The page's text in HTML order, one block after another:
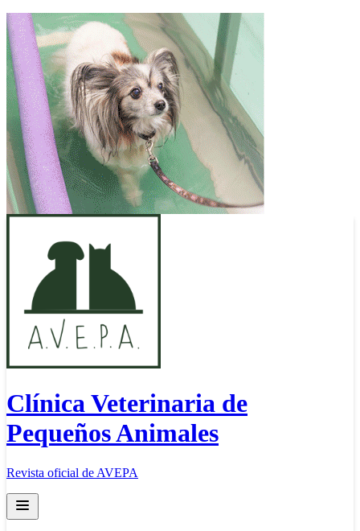
Clínica Veterinaria de
Pequeños Animales
Revista oficial de AVEPA
Open main menu